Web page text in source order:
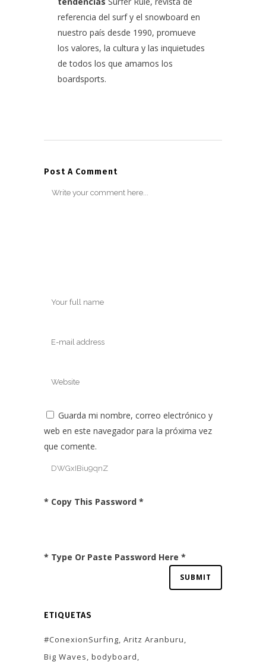
referencia del surf y el snowboard en
nuestro país desde 1990, promueve
los valores, la cultura y las inquietudes
de todos los que amamos los
boardsports.
Post A Comment
Guarda mi nombre, correo electrónico y
web en este navegador para la próxima vez
que comente.
* Copy This Password *
* Type Or Paste Password Here *
ETIQUETAS
#ConexionSurfing Aritz Aranburu
Big Waves bodyboard